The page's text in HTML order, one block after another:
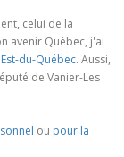
celui de la
avenir Québec, j'ai
du-Québec. Aussi,
de Vanier-Les
ou pour la